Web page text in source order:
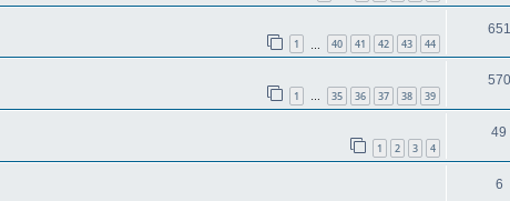
1 40 41 42 43 44
651
1 … 35 36 37 38 39
570
1 2 3 4
49
6